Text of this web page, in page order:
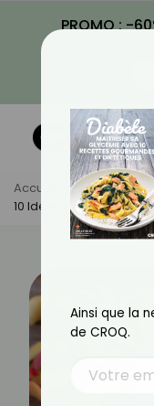
PROMO : -
Accueil Actus
10 Idées De Desserts
Ainsi que la
de CROQ.